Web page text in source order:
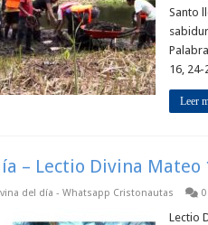
Santo
16,
Leer
– Lectio Divina Mateo
del día - Whatsapp Cristonautas 0
Lectio